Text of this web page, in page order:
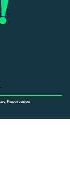
Reservados